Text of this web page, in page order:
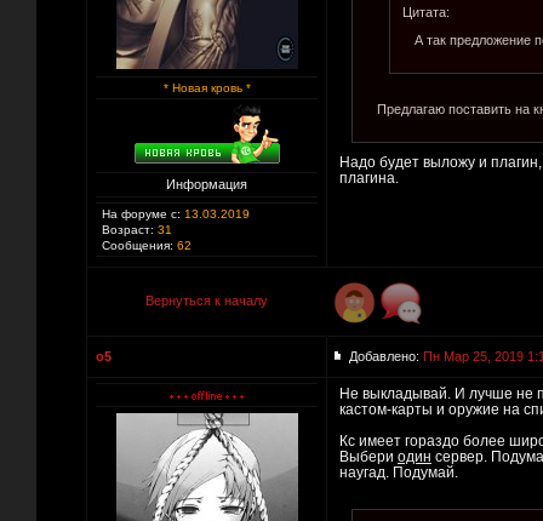
* Новая кровь *
Информация
На форуме с: 13.03.2019
Возраст: 31
Сообщения: 62
Цитата:
А так предложение
Предлагаю поставить на
Надо будет выложу и
плагина.
Вернуться к началу
o5 Добавлено: Пн Мар 25, 2019
Не выкладывай. И лучше не
кастом-карты и оружие на
Кс имеет гораздо более
Выбери один сервер.
наугад. Подумай.